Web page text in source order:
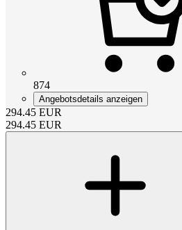
874
Angebotsdetails anzeigen
294.45 EUR
294.45 EUR